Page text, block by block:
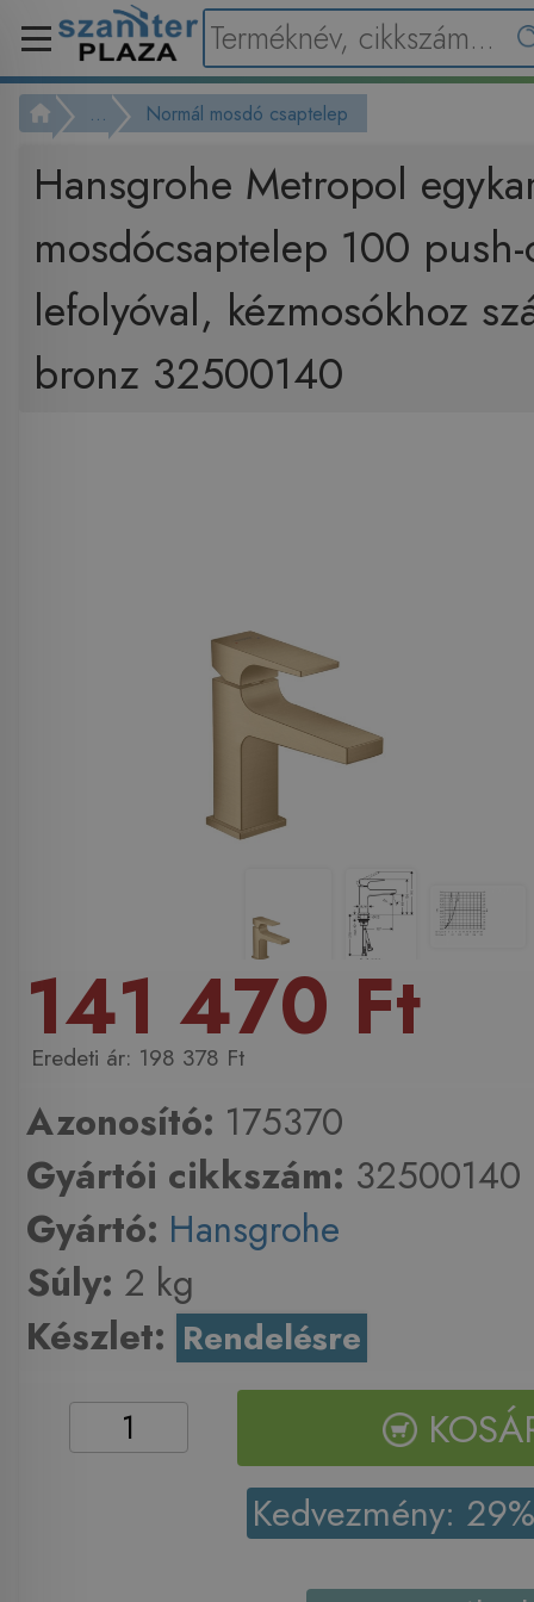
... Normál mosdó csaptelep
Hansgrohe Metropol
mosdócsaptelep 100
lefolyóval, kézmosókhoz
bronz 32500140
141 470 Ft
198 378 Ft
Azonosító: 175370
Gyártói cikkszám: 32500140
Gyártó: Hansgrohe
Súly: 2 kg
Készlet: Rendelésre
Kedvezmény: